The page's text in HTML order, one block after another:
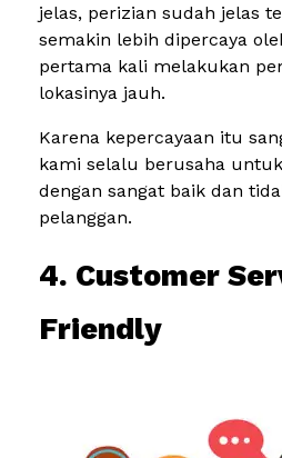
jelas, perizian sudah jelas
semakin lebih dipercaya
pertama kali melakukan
lokasinya jauh.
Karena kepercayaan itu
kami selalu berusaha
dengan sangat baik dan
pelanggan.
4. Customer
Friendly